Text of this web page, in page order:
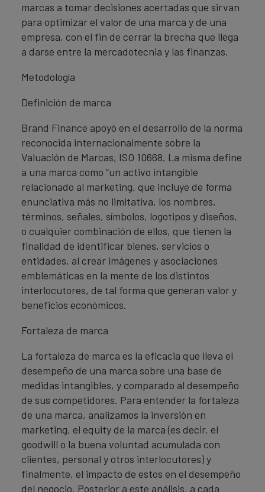
marcas a tomar decisiones acertadas que sirvan
para optimizar el valor de una marca y de una
empresa, con el fin de cerrar la brecha que llega
a darse entre la mercadotecnia y las finanzas.
Metodología
Definición de marca
Brand Finance apoyó en el desarrollo de la norma
reconocida internacionalmente sobre la
Valuación de Marcas, ISO 10668. La misma define
a una marca como “un activo intangible
relacionado al marketing, que incluye de forma
enunciativa más no limitativa, los nombres,
términos, señales, símbolos, logotipos y diseños,
o cualquier combinación de ellos, que tienen la
finalidad de identificar bienes, servicios o
entidades, al crear imágenes y asociaciones
emblemáticas en la mente de los distintos
interlocutores, de tal forma que generan valor y
beneficios económicos.
Fortaleza de marca
La fortaleza de marca es la eficacia que lleva el
desempeño de una marca sobre una base de
medidas intangibles, y comparado al desempeño
de sus competidores. Para entender la fortaleza
de una marca, analizamos la inversión en
marketing, el equity de la marca (es decir, el
goodwill o la buena voluntad acumulada con
clientes, personal y otros interlocutores) y
finalmente, el impacto de estos en el desempeño
del negocio. Posterior a este análisis, a cada